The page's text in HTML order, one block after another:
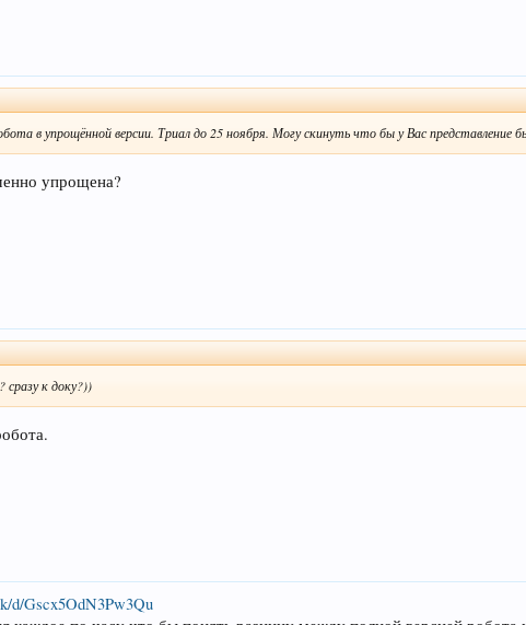
в упрощённой версии. Триал до 25 ноября. Могу скинуть что бы у Вас представление
упрощена?
к доку?))
d/Gscx5OdN3Pw3Qu